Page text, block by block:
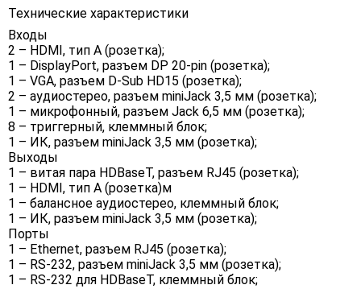
Технические характеристики
Входы
2 – HDMI, тип А (розетка);
1 – DisplayPort, разъем DP 20-pin (розетка);
1 – VGA, разъем D-Sub HD15 (розетка);
2 – аудиостерео, разъем miniJack 3,5 мм (розетка);
1 – микрофонный, разъем Jack 6,5 мм (розетка);
8 – триггерный, клеммный блок;
1 – ИК, разъем miniJack 3,5 мм (розетка);
Выходы
1 – витая пара HDBaseT, разъем RJ45 (розетка);
1 – HDMI, тип А (розетка)м
1 – балансное аудиостерео, клеммный блок;
1 – ИК, разъем miniJack 3,5 мм (розетка);
Порты
1 – Ethernet, разъем RJ45 (розетка);
1 – RS-232, разъем miniJack 3,5 мм (розетка);
1 – RS-232 для HDBaseT, клеммный блок;